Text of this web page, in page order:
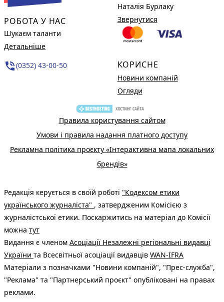
РОБОТА У НАС
Шукаєм таланти
Детальніше
phone_in_talk(0352) 43-00-50
Наталія Бурлаку
Звернутися
КОРИСНЕ
Новини компаній
Огляди
Правила користування сайтом
Умови і правила надання платного доступу
Рекламна політика проєкту «Інтерактивна мапа локальних
брендів»
Редакція керується в своїй роботі "Кодексом етики
українського журналіста" , затвердженим Комісією з
журналістської етики. Поскаржитись на матеріал до Комісії
можна тут
Видання є членом Асоціації Незалежні регіональні видавці
України та Всесвітньої асоціації видавців WAN-IFRA
Матеріали з позначками "Новини компаній", "Прес-служба",
"Реклама" та "Партнерський проєкт" опубліковані на правах
реклами.